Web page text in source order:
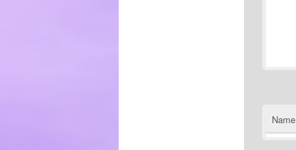
Name